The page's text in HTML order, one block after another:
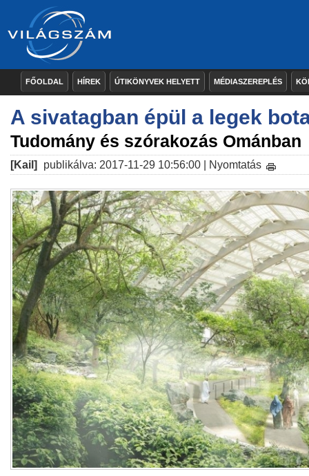
FŐOLDAL HÍREK ÚTIKÖNYVEK HELYETT MÉDIASZEREPLÉS
A sivatagban épül a legek
Tudomány és szórakozás Ománban
[Kail] publikálva: 2017-11-29 10:56:00 | Nyomtatás